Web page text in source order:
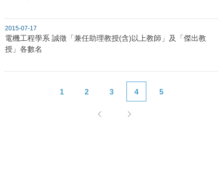
2015-07-17
電機工程學系 誠徵「兼任助理教授(含)以上教師」及「傑出教
授」各數名
1 2 3 4 5